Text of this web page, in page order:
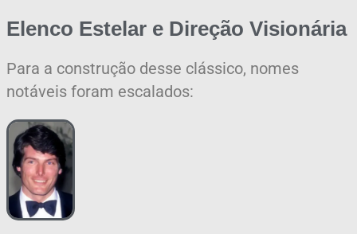
Elenco Estelar e Direção Visionária
Para a construção desse clássico, nomes
notáveis foram escalados: